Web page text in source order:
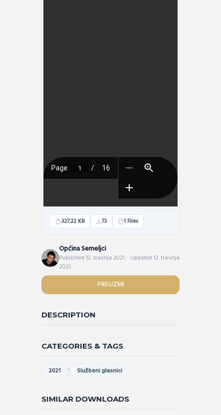
327.22 KB 73 1 Files
Općina Semeljci
Published 12. travnja 2021. · Updated 12. travnja
2021.
PREUZMI
DESCRIPTION
CATEGORIES & TAGS
2021 , Službeni glasnici
SIMILAR DOWNLOADS